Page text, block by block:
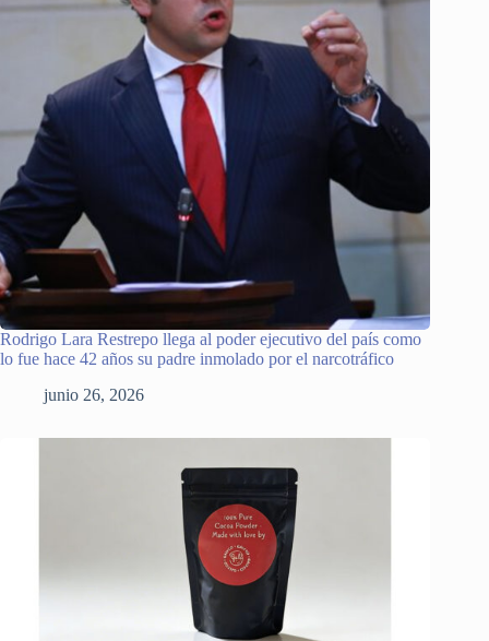
Rodrigo Lara Restrepo llega al poder ejecutivo del país como
lo fue hace 42 años su padre inmolado por el narcotráfico
junio 26, 2026